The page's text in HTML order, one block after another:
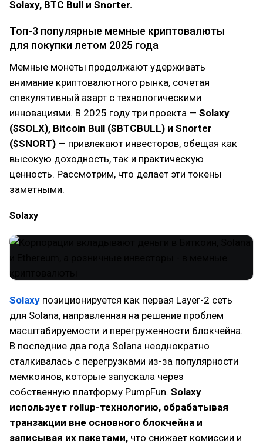
Solaxy, BTC Bull и Snorter.
Топ-3 популярные мемные криптовалюты
для покупки летом 2025 года
Мемные монеты продолжают удерживать
внимание криптовалютного рынка, сочетая
спекулятивный азарт с технологическими
инновациями. В 2025 году три проекта — Solaxy
($SOLX), Bitcoin Bull ($BTCBULL) и Snorter
($SNORT) — привлекают инвесторов, обещая как
высокую доходность, так и практическую
ценность. Рассмотрим, что делает эти токены
заметными.
Solaxy
Solaxy позиционируется как первая Layer-2 сеть
для Solana, направленная на решение проблем
масштабируемости и перегруженности блокчейна.
В последние два года Solana неоднократно
сталкивалась с перегрузками из-за популярности
мемкоинов, которые запускала через
собственную платформу PumpFun. Solaxy
использует rollup-технологию, обрабатывая
транзакции вне основного блокчейна и
записывая их пакетами, что снижает комиссии и